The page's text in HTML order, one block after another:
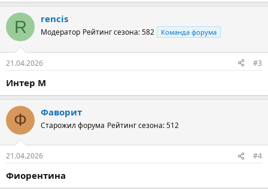
R rencis
Модератор Рейтинг сезона: 582 Команда форума
21.04.2026 #3
Интер М
Ф Фаворит
Старожил форума Рейтинг сезона: 512
21.04.2026 #4
Фиорентина